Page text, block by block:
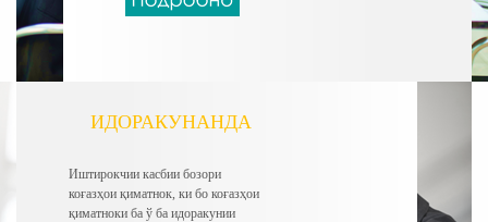
ИДОРАКУНАНДА
Иштирокчии касбии бозори
коғазҳои қиматнок, ки бо коғазҳои
қиматноки ба ў ба идоракунии